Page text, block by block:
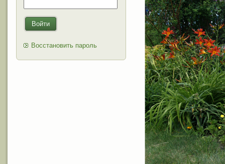
Войти
Восстановить пароль